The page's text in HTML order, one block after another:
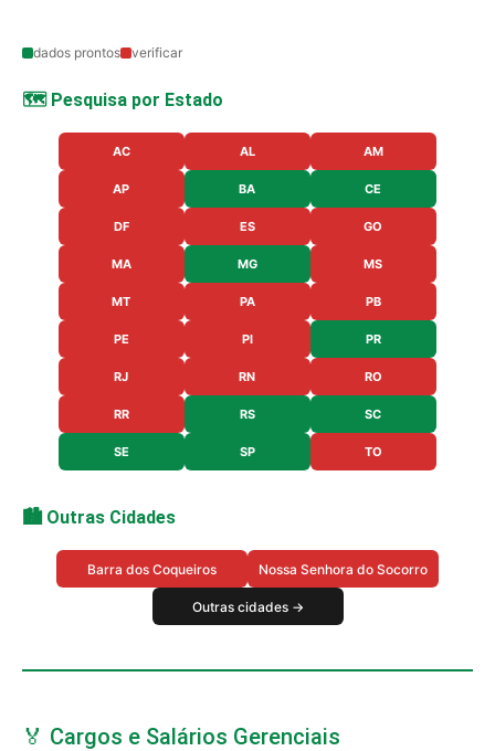
dados prontos verificar
🗺️ Pesquisa por Estado
AC AL AM
AP BA CE
DF ES GO
MA MG MS
MT PA PB
PE PI PR
RJ RN RO
RR RS SC
SE SP TO
🏙️ Outras Cidades
Barra dos Coqueiros Nossa Senhora do Socorro
Outras cidades →
🏅 Cargos e Salários Gerenciais